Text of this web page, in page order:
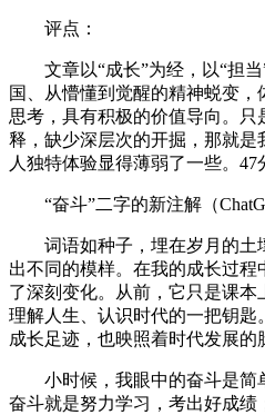
评点：
文章以“成长”为经，以“担当
国、从懵懂到觉醒的精神蜕变
思考，具有积极的价值导向。只
释，缺少深层次的开掘，那就
人独特体验显得薄弱了一些。47
“奋斗”二字的新注解（
词语如种子，埋在岁月的土
出不同的模样。在我的成长过程
了深刻变化。从前，它只是课
理解人生、认识时代的一把钥
成长足迹，也映照着时代发展的
小时候，我眼中的奋斗是简
奋斗就是努力学习，考出好成